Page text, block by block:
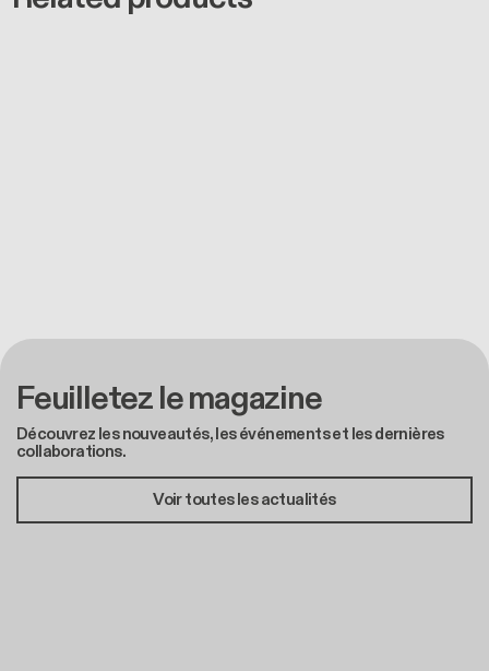
Feuilletez le magazine
Découvrez les nouveautés, les événements et les dernières
collaborations.
Voir toutes les actualités